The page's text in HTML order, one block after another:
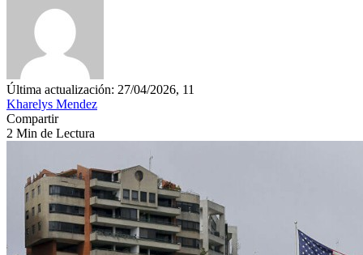
Última actualización: 27/04/2026, 11
Kharelys Mendez
Compartir
2 Min de Lectura